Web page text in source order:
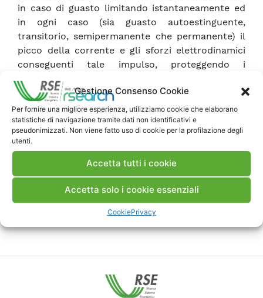
Gestione Consenso Cookie
Per fornire una migliore esperienza, utilizziamo cookie che elaborano
statistiche di navigazione tramite dati non identificativi e
pseudonimizzati. Non viene fatto uso di cookie per la profilazione degli
utenti.
Accetta tutti i cookie
Accetta solo i cookie essenziali
CookiePrivacy
in caso di guasto limitando istantaneamente ed
in ogni caso (sia guasto autoestinguente,
transitorio, semipermanente che permanente) il
picco della corrente e gli sforzi elettrodinamici
conseguenti tale impulso, proteggendo i
componenti a valle dal guasto.
Scarica Rapporto
Commenti
Pubblica un commento